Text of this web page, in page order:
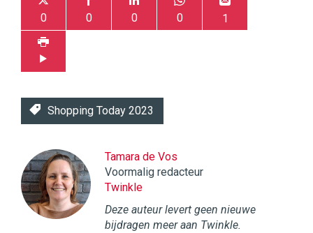
0 0 0 0 1
Shopping Today 2023
Tamara de Vos
Voormalig redacteur
Twinkle
Deze auteur levert geen nieuwe
bijdragen meer aan Twinkle.